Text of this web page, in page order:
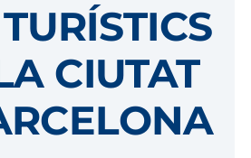
CIUTAT